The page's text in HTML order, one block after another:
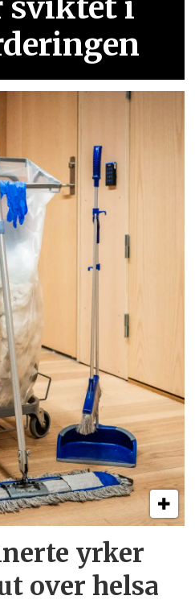
yrker
over helsa